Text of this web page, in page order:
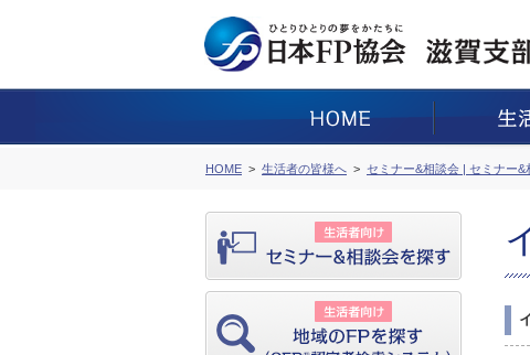
HOME 生活者の皆様へ セミナー&相談会 | セミナー&